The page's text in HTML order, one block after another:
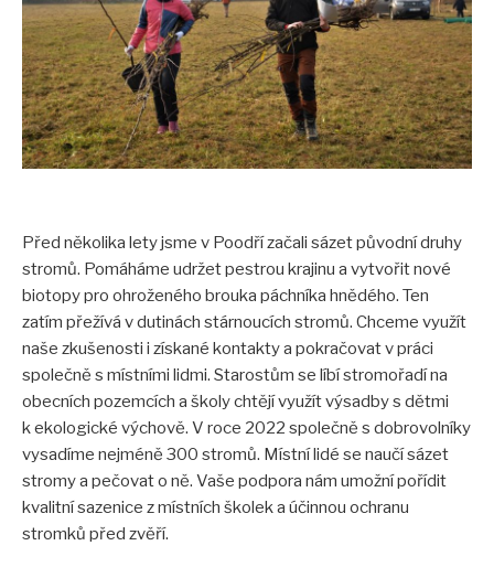
Akce pro veřejnost
Fotogalerie
Video
Tour de aleje
Informační materiály
Publikace
Pro školy
Seminář 2023
VÝSTAVA Za starými stromy v Poodří
Tour de aleje 2023
Před několika lety jsme v Poodří začali sázet původní druhy
stromů. Pomáháme udržet pestrou krajinu a vytvořit nové
biotopy pro ohroženého brouka páchníka hnědého. Ten
zatím přežívá v dutinách stárnoucích stromů. Chceme využít
naše zkušenosti i získané kontakty a pokračovat v práci
společně s místními lidmi. Starostům se líbí stromořadí na
obecních pozemcích a školy chtějí využít výsadby s dětmi
k ekologické výchově. V roce 2022 společně s dobrovolníky
vysadíme nejméně 300 stromů. Místní lidé se naučí sázet
stromy a pečovat o ně. Vaše podpora nám umožní pořídit
kvalitní sazenice z místních školek a účinnou ochranu
stromků před zvěří.